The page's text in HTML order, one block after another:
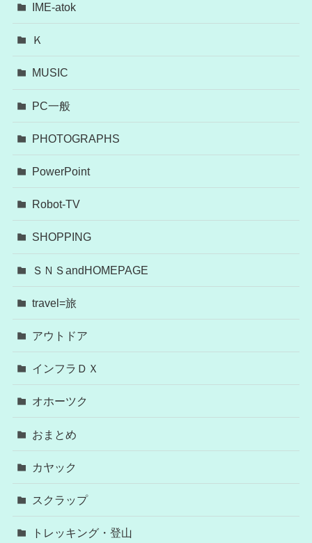
IME-atok
Ｋ
MUSIC
PC一般
PHOTOGRAPHS
PowerPoint
Robot-TV
SHOPPING
ＳＮＳandHOMEPAGE
travel=旅
アウトドア
インフラＤＸ
オホーツク
おまとめ
カヤック
スクラップ
トレッキング・登山